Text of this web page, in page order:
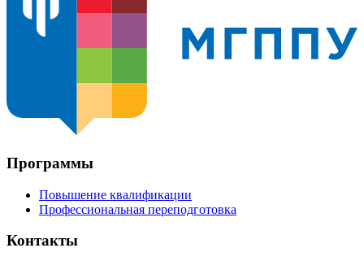
Программы
Повышение квалификации
Профессиональная переподготовка
Контакты